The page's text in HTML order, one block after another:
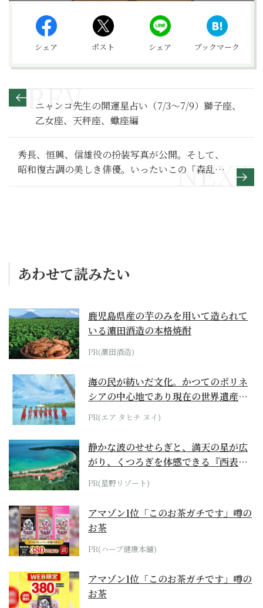
シェア ポスト シェア ブックマーク
ニャンコ先生の開運星占い（7/3～7/9）獅子座、
乙女座、天秤座、蠍座編
秀長、恒興、信雄役の扮装写真が公開。そして、
昭和復古調の美しき俳優。いったいこの「森乱」
は何者なのか？【どうする家康 満喫リポート】秘
あわせて読みたい
鹿児島県産の芋のみを用いて造られて
いる濵田酒造の本格焼酎
PR(濵田酒造)
海の民が紡いだ文化。かつてのポリネ
シアの中心地であり現在の世界遺産か
らみえてくる...
PR(エア タヒチ ヌイ)
静かな波のせせらぎと、満天の星が広
がり、くつろぎを体感できる『西表島
ホテル by...
PR(星野リゾート)
アマゾン1位「このお茶ガチです」噂の
お茶
PR(ハーブ健康本舗)
アマゾン1位「このお茶ガチです」噂の
お茶